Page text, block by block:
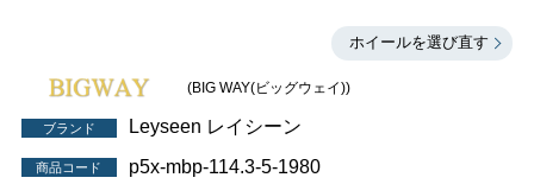
ホイールを選び直す
(BIG WAY(ビッグウェイ))
ブランド Leyseen レイシーン
商品コード p5x-mbp-114.3-5-1980